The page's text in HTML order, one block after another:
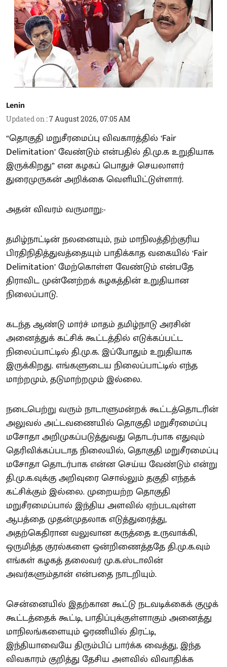
Lenin
Updated on :7 August 2026, 07:05 AM
“தொகுதி மறுசீரமைப்பு விவகாரத்தில் ‘Fair
Delimitation’ வேண்டும் என்பதில் தி.மு.க உறுதியாக
இருக்கிறது” என கழகப் பொதுச் செயலாளர்
துரைமுருகன் அறிக்கை வெளியிட்டுள்ளார்.
அதன் விவரம் வருமாறு:-
தமிழ்நாட்டின் நலனையும், நம் மாநிலத்திற்குரிய
பிரதிநிதித்துவத்தையும் பாதிக்காத வகையில் ‘Fair
Delimitation’ மேற்கொள்ள வேண்டும் என்பதே
திராவிட முன்னேற்றக் கழகத்தின் உறுதியான
நிலைப்பாடு.
கடந்த ஆண்டு மார்ச் மாதம் தமிழ்நாடு அரசின்
அனைத்துக் கட்சிக் கூட்டத்தில் எடுக்கப்பட்ட
நிலைப்பாட்டில் தி.மு.க. இப்போதும் உறுதியாக
இருக்கிறது. எங்களுடைய நிலைப்பாட்டில் எந்த
மாற்றமும், தடுமாற்றமும் இல்லை.
நடைபெற்று வரும் நாடாளுமன்றக் கூட்டத்தொடரின்
அலுவல் அட்டவணையில் தொகுதி மறுசீரமைப்பு
மசோதா அறிமுகப்படுத்துவது தொடர்பாக எதுவும்
தெரிவிக்கப்படாத நிலையில், தொகுதி மறுசீரமைப்பு
மசோதா தொடர்பாக என்ன செய்ய வேண்டும் என்று
தி.மு.க.வுக்கு அறிவுரை சொல்லும் தகுதி எந்தக்
கட்சிக்கும் இல்லை. முறையற்ற தொகுதி
மறுசீரமைப்பால் இந்திய அளவில் ஏற்படவுள்ள
ஆபத்தை முதன்முதலாக எடுத்துரைத்து,
அதற்கெதிரான வலுவான கருத்தை உருவாக்கி,
ஒருமித்த குரல்களை ஒன்றிணைத்ததே தி.மு.க.வும்
எங்கள் கழகத் தலைவர் மு.க.ஸ்டாலின்
அவர்களும்தான் என்பதை நாடறியும்.
சென்னையில் இதற்கான கூட்டு நடவடிக்கைக் குழுக்
கூட்டத்தைக் கூட்டி, பாதிப்புக்குள்ளாகும் அனைத்து
மாநிலங்களையும் ஓரணியில் திரட்டி,
இந்தியாவையே திரும்பிப் பார்க்க வைத்து, இந்த
விவகாரம் குறித்து தேசிய அளவில் விவாதிக்க